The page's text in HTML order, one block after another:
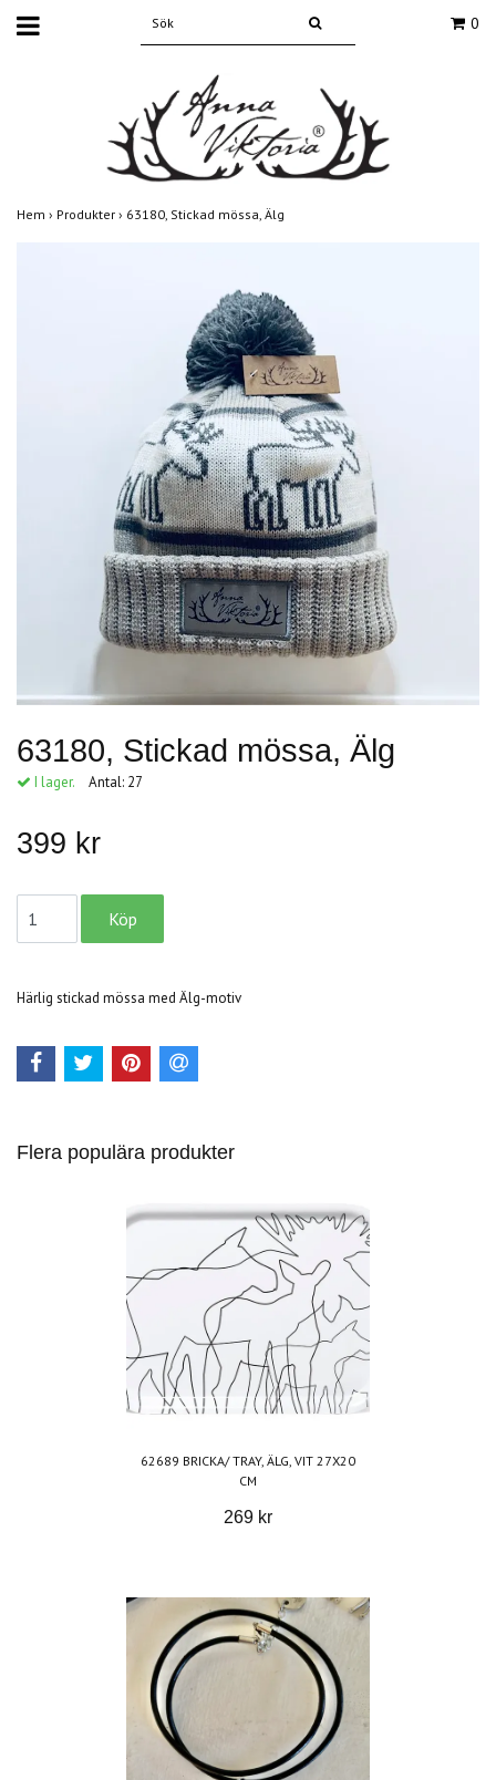
0
Hem › Produkter › 63180, Stickad mössa, Älg
63180, Stickad mössa, Älg
I lager. Antal: 27
399 kr
Härlig stickad mössa med Älg-motiv
Flera populära produkter
62689 BRICKA/ TRAY, ÄLG, VIT 27X20
CM
269 kr